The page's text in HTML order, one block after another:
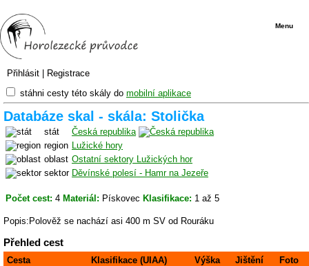
Přihlásit Registrace
Menu
stáhni cesty této skály do mobilní aplikace
Databáze skal - skála: Stolička
stát
Česká republika
region
Lužické hory
oblast Ostatní sektory Lužických hor
sektor Děvínské polesí - Hamr na Jezeře
Počet cest: 4 Materiál: Pískovec Klasifikace: 1 až 5
Popis:Polověž se nachází asi 400 m SV od Rouráku
Přehled cest
Cesta Klasifikace (UIAA) Výška Jištění
Foto